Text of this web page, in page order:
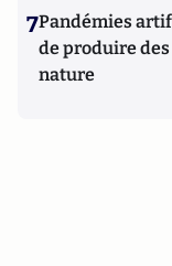
7Pandémies
de produire des
nature